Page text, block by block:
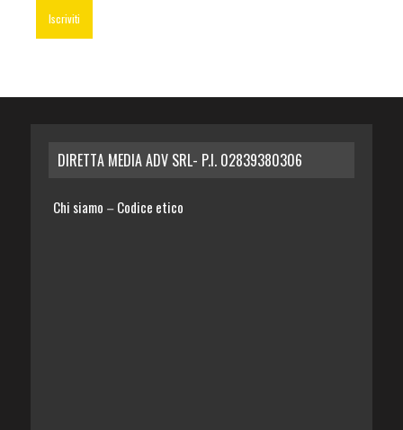
DIRETTA MEDIA ADV SRL- P.I. 02839380306
Chi siamo – Codice etico